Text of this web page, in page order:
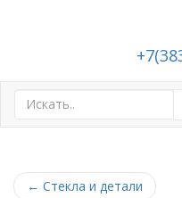
← Стекла и детали